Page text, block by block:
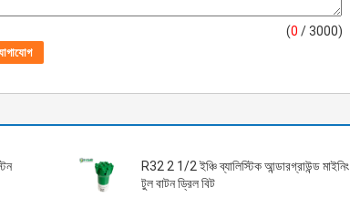
(0 / 3000)
R32 2 1/2 ইঞ্চি ব্যালিস্টিক আন্ডারগ্রাউন্ড মাইনিং
টুল বাটন ড্রিল বিট